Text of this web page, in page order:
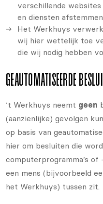
verschillende
en diensten
Het Werkhuys
wij hier wettelijk toe
die wij nodig hebben
GEAUTOMATISEERDE
‘t Werkhuys neemt geen
(aanzienlijke) gevolgen
op basis van
hier om besluiten die
computerprogramma’s of
een mens (bijvoorbeeld
het Werkhuys) tussen zit.